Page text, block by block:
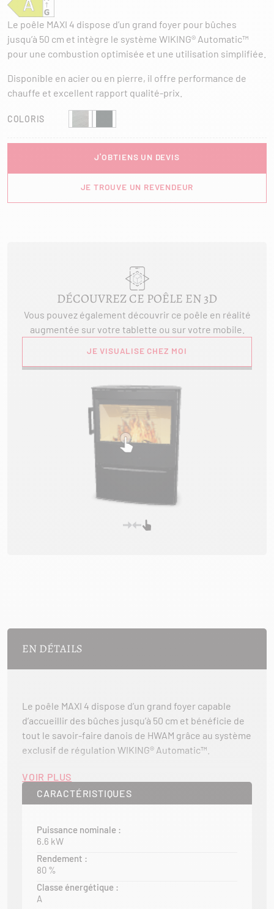
Le poêle MAXI 4 dispose d’un grand foyer pour bûches
jusqu’à 50 cm et intègre le système WIKING® Automatic™
pour une combustion optimisée et une utilisation simplifiée.
Disponible en acier ou en pierre, il offre performance de
chauffe et excellent rapport qualité-prix.
COLORIS
J'OBTIENS UN DEVIS
JE TROUVE UN REVENDEUR
DÉCOUVREZ CE POÊLE EN 3D
Vous pouvez également découvrir ce poêle en réalité
augmentée sur votre tablette ou sur votre mobile.
JE VISUALISE CHEZ MOI
EN DÉTAILS
Le poêle MAXI 4 dispose d’un grand foyer capable
d’accueillir des bûches jusqu’à 50 cm et bénéficie de
tout le savoir-faire danois de HWAM grâce au système
exclusif de régulation WIKING® Automatic™.
Cette technologie garantit une utilisation simple, une
combustion optimisée et une performance de
chauffe élevée, pour un confort et un plaisir du feu au
en acier ou en pierre, alliant esthétique et efficacité.
Avec son excellent rapport qualité-prix, le MAXI 4
constitue l’un des meilleurs choix du marché pour un
chauffage performant et durable.
VOIR PLUS
CARACTÉRISTIQUES
Puissance nominale :
6.6 kW
Rendement :
80 %
Classe énergétique :
A